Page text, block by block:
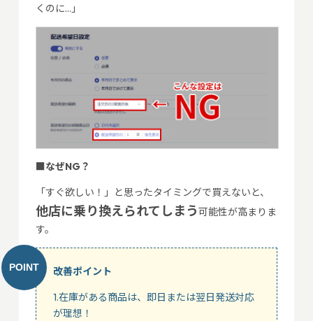
くのに…」
■なぜNG？
「すぐ欲しい！」と思ったタイミングで買えないと、
他店に乗り換えられてしまう可能性が高まりま
す。
改善ポイント
1.在庫がある商品は、即日または翌日発送対応
が理想！